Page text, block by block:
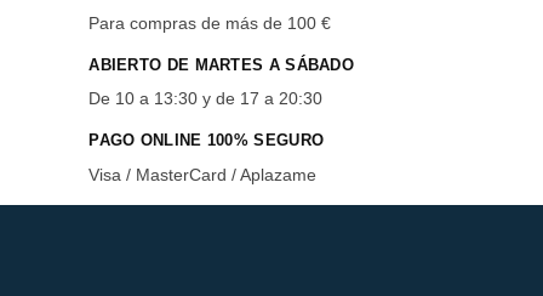
Para compras de más de 100 €
ABIERTO DE MARTES A SÁBADO
De 10 a 13:30 y de 17 a 20:30
PAGO ONLINE 100% SEGURO
Visa / MasterCard / Aplazame